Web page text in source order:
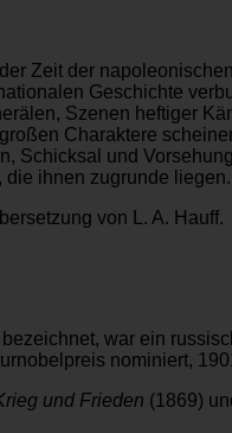
Zeit der
Geschichte
Szenen heftiger
Charaktere
und
ihnen zugrunde liegen.
von L. A. Hauff.
war ein
nominiert,
und Frieden (1869)